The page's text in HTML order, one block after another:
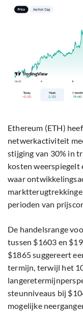
Ethereum (ETH)
netwerkactiviteit
stijging van 30% in
kosten weerspiegelt
waar
perioden van
De handelsrange
tussen $1603 en
$1865 suggereert
termijn, terwijl het
steunniveaus bij
mogelijke